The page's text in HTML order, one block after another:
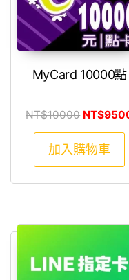
MyCard 10000點
NT$10000 原始價格
NT$
加入購物車